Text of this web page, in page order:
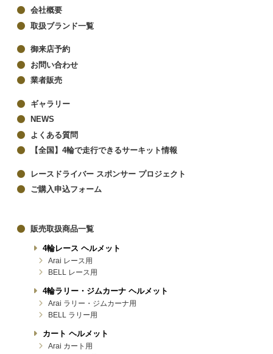
会社概要
取扱ブランド一覧
御来店予約
お問い合わせ
業者販売
ギャラリー
NEWS
よくある質問
【全国】4輪で走行できるサーキット情報
レースドライバー スポンサー プロジェクト
ご購入申込フォーム
販売取扱商品一覧
4輪レース ヘルメット
Arai レース用
BELL レース用
4輪ラリー・ジムカーナ ヘルメット
Arai ラリー・ジムカーナ用
BELL ラリー用
カート ヘルメット
Arai カート用